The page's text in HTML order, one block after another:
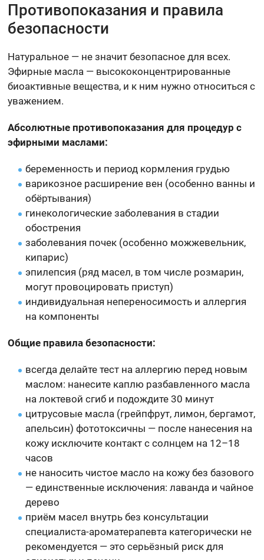
Противопоказания и правила
безопасности
Натуральное — не значит безопасное для всех.
Эфирные масла — высококонцентрированные
биоактивные вещества, и к ним нужно относиться с
уважением.
Абсолютные противопоказания для процедур с
эфирными маслами:
беременность и период кормления грудью
варикозное расширение вен (особенно ванны и
обёртывания)
гинекологические заболевания в стадии
обострения
заболевания почек (особенно можжевельник,
кипарис)
эпилепсия (ряд масел, в том числе розмарин,
могут провоцировать приступ)
индивидуальная непереносимость и аллергия
на компоненты
Общие правила безопасности:
всегда делайте тест на аллергию перед новым
маслом: нанесите каплю разбавленного масла
на локтевой сгиб и подождите 30 минут
цитрусовые масла (грейпфрут, лимон, бергамот,
апельсин) фототоксичны — после нанесения на
кожу исключите контакт с солнцем на 12–18
часов
не наносить чистое масло на кожу без базового
— единственные исключения: лаванда и чайное
дерево
приём масел внутрь без консультации
специалиста-ароматерапевта категорически не
рекомендуется — это серьёзный риск для